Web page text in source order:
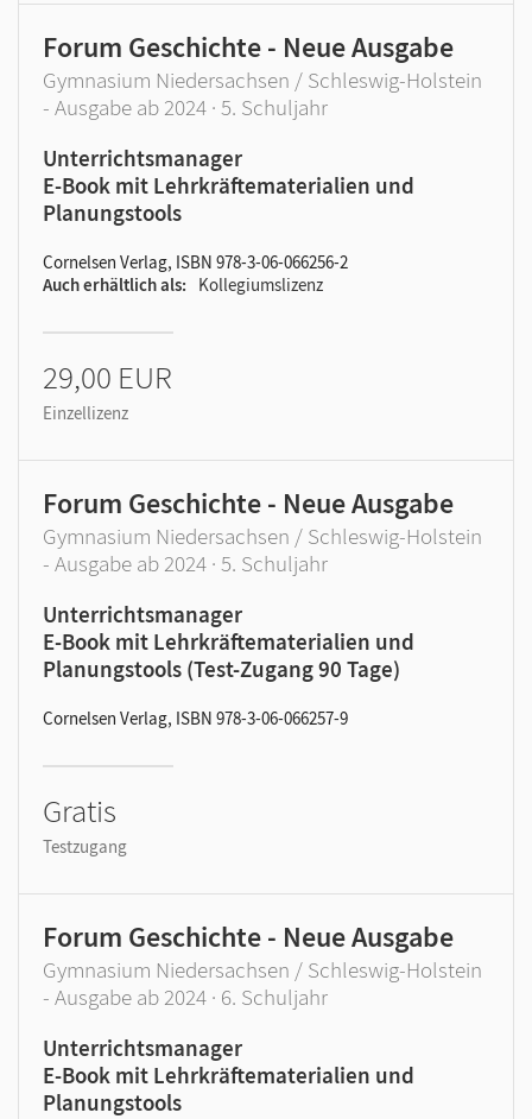
Forum Geschichte - Neue Ausgabe
Gymnasium Niedersachsen / Schleswig-Holstein
- Ausgabe ab 2024 · 5. Schuljahr
Unterrichtsmanager
E-Book mit Lehrkräftematerialien und
Planungstools
Cornelsen Verlag, ISBN 978-3-06-066256-2
Auch erhältlich als
Kollegiumslizenz
29,00 EUR
Einzellizenz
Forum Geschichte - Neue Ausgabe
Gymnasium Niedersachsen / Schleswig-Holstein
- Ausgabe ab 2024 · 5. Schuljahr
Unterrichtsmanager
E-Book mit Lehrkräftematerialien und
Planungstools (Test-Zugang 90 Tage)
Cornelsen Verlag, ISBN 978-3-06-066257-9
Gratis
Testzugang
Forum Geschichte - Neue Ausgabe
Gymnasium Niedersachsen / Schleswig-Holstein
- Ausgabe ab 2024 · 6. Schuljahr
Unterrichtsmanager
E-Book mit Lehrkräftematerialien und
Planungstools